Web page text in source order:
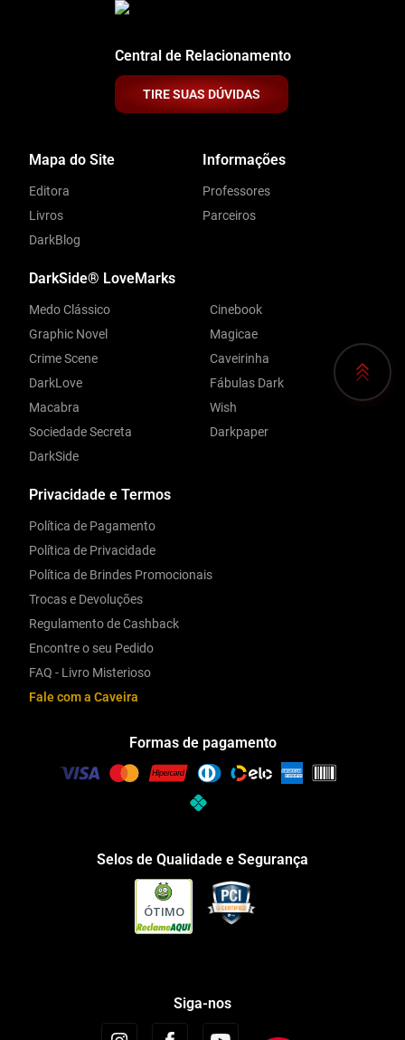
Central de Relacionamento
TIRE SUAS DÚVIDAS
Privacidade e Termos
Política de Pagamento
Política de Privacidade
Política de Brindes Promocionais
Trocas e Devoluções
Regulamento de Cashback
Encontre o seu Pedido
FAQ - Livro Misterioso
Fale com a Caveira
Mapa do Site
Editora
Livros
DarkBlog
Informações
Professores
Parceiros
DarkSide® LoveMarks
Medo Clássico
Graphic Novel
Crime Scene
DarkLove
Macabra
Sociedade Secreta
DarkSide
Cinebook
Magicae
Caveirinha
Fábulas Dark
Wish
Darkpaper
Formas de pagamento
Selos de Qualidade e Segurança
ÓTIMO
Siga-nos